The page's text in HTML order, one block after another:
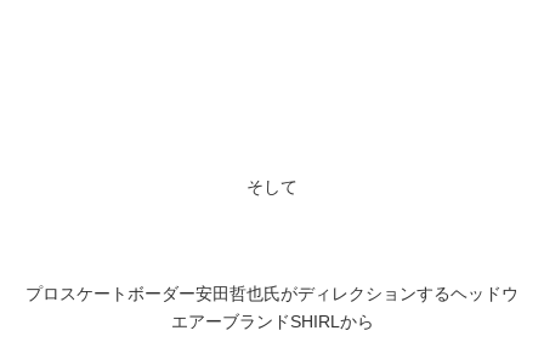
そして
プロスケートボーダー安田哲也氏がディレクションするヘッドウ
エアーブランドSHIRLから